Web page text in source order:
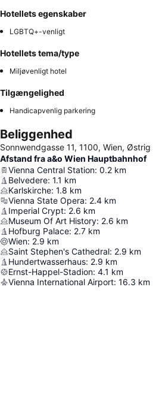
Hotellets egenskaber
LGBTQ+-venligt
Hotellets tema/type
Miljøvenligt hotel
Tilgængelighed
Handicapvenlig parkering
Beliggenhed
Sonnwendgasse 11, 1100, Wien, Østrig
Afstand fra a&o Wien Hauptbahnhof
Vienna Central Station: 0.2 km
Belvedere: 1.1 km
Karlskirche: 1.8 km
Vienna State Opera: 2.4 km
Imperial Crypt: 2.6 km
Museum Of Art History: 2.6 km
Hofburg Palace: 2.7 km
Wien: 2.9 km
Saint Stephen's Cathedral: 2.9 km
Hundertwasserhaus: 2.9 km
Ernst-Happel-Stadion: 4.1 km
Vienna International Airport: 16.3 km